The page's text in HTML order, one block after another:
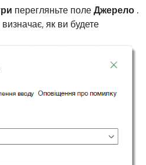
перегляньте полеДжерело .
як ви будете